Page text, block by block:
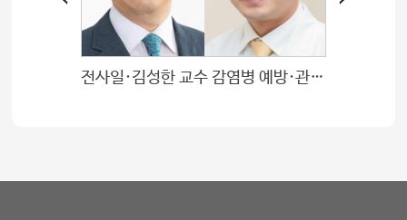
전사일·김성한 교수 감염병 예방·관리 유공 정부포상